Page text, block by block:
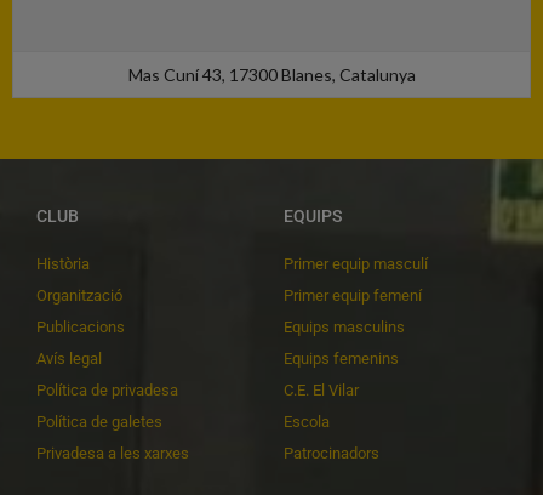
Mas Cuní 43, 17300 Blanes, Catalunya
CLUB
Història
Organització
Publicacions
Avís legal
Política de privadesa
Política de galetes
Privadesa a les xarxes
EQUIPS
Primer equip masculí
Primer equip femení
Equips masculins
Equips femenins
C.E. El Vilar
Escola
Patrocinadors